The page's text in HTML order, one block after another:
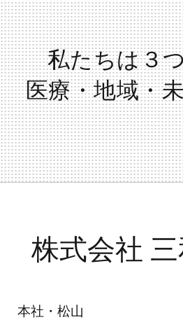
私たちは３
医療・地域・
株式会社
本社・松山